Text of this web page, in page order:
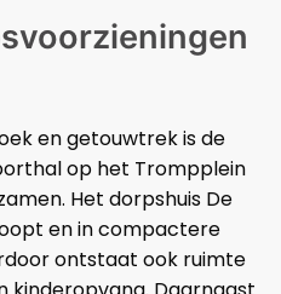
en getouwtrek is de
op het Trompplein
Het dorpshuis De
en in compactere
ontstaat ook ruimte